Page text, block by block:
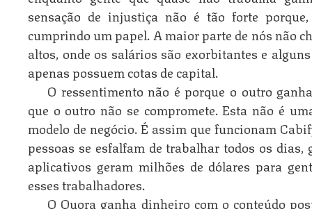
sensação de injustiça não é tão forte
cumprindo um papel. A maior parte de nós não
altos, onde os salários são exorbitantes e
apenas possuem cotas de capital.
O ressentimento não é porque o outro
que o outro não se compromete. Esta não é
modelo de negócio. É assim que funcionam
pessoas se esfalfam de trabalhar todos os dias,
aplicativos geram milhões de dólares para
esses trabalhadores.
O Quora ganha dinheiro com o conteúdo